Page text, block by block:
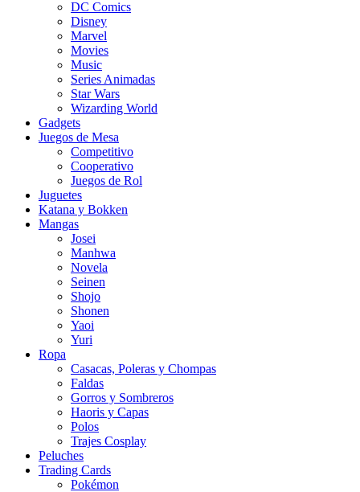
DC Comics
Disney
Marvel
Movies
Music
Series Animadas
Star Wars
Wizarding World
Gadgets
Juegos de Mesa
Competitivo
Cooperativo
Juegos de Rol
Juguetes
Katana y Bokken
Mangas
Josei
Manhwa
Novela
Seinen
Shojo
Shonen
Yaoi
Yuri
Ropa
Casacas, Poleras y Chompas
Faldas
Gorros y Sombreros
Haoris y Capas
Polos
Trajes Cosplay
Peluches
Trading Cards
Pokémon